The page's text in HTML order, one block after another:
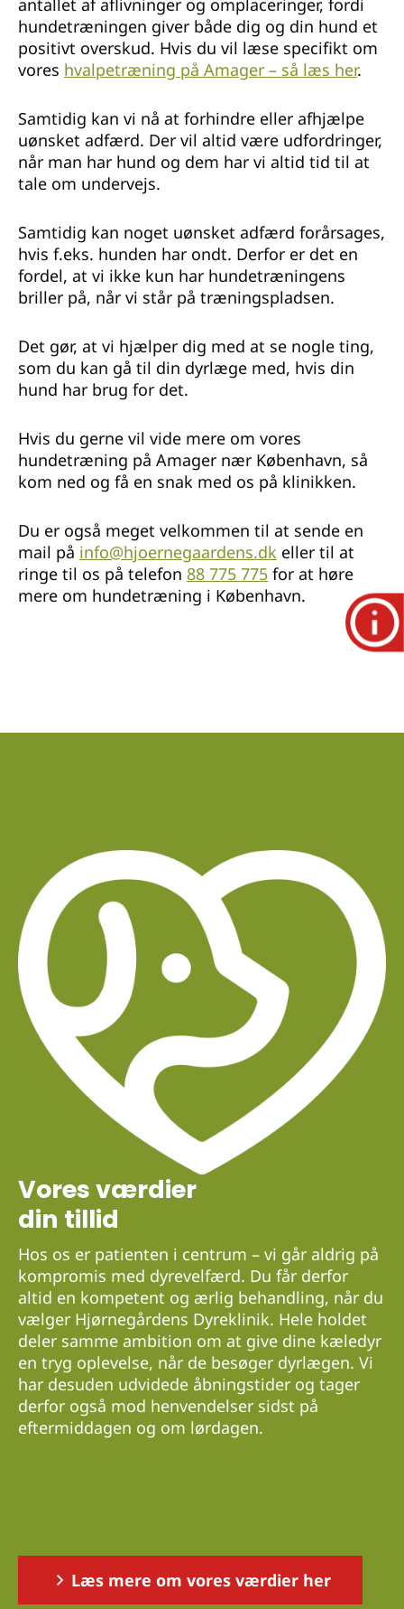
antallet af aflivninger og omplaceringer, fordi
hundetræningen giver både dig og din hund et
positivt overskud. Hvis du vil læse specifikt om
vores hvalpetræning på Amager – så læs her.
Samtidig kan vi nå at forhindre eller afhjælpe
uønsket adfærd. Der vil altid være udfordringer,
når man har hund og dem har vi altid tid til at
tale om undervejs.
Samtidig kan noget uønsket adfærd forårsages,
hvis f.eks. hunden har ondt. Derfor er det en
fordel, at vi ikke kun har hundetræningens
briller på, når vi står på træningspladsen.
Det gør, at vi hjælper dig med at se nogle ting,
som du kan gå til din dyrlæge med, hvis din
hund har brug for det.
Hvis du gerne vil vide mere om vores
hundetræning på Amager nær København, så
kom ned og få en snak med os på klinikken.
Du er også meget velkommen til at sende en
mail på info@hjoernegaardens.dk eller til at
ringe til os på telefon 88 775 775 for at høre
mere om hundetræning i København.
Vores værdier
din tillid
Hos os er patienten i centrum – vi går aldrig på
kompromis med dyrevelfærd. Du får derfor
altid en kompetent og ærlig behandling, når du
vælger Hjørnegårdens Dyreklinik. Hele holdet
deler samme ambition om at give dine kæledyr
en tryg oplevelse, når de besøger dyrlægen. Vi
har desuden udvidede åbningstider og tager
derfor også mod henvendelser sidst på
eftermiddagen og om lørdagen.
Læs mere om vores værdier her